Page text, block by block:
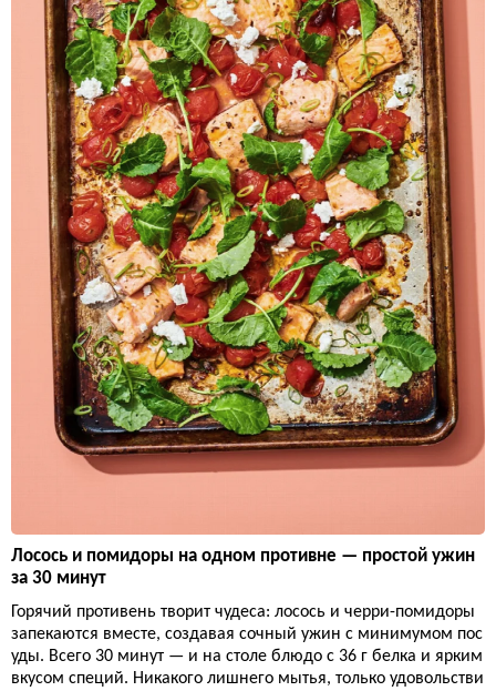
Лосось и помидоры на одном противне — простой ужин
за 30 минут
Горячий противень творит чудеса: лосось и черри-помидоры
запекаются вместе, создавая сочный ужин с минимумом пос
уды. Всего 30 минут — и на столе блюдо с 36 г белка и ярким
вкусом специй. Никакого лишнего мытья, только удовольстви